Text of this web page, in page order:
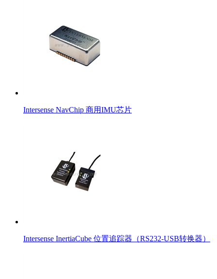
Intersense NavChip 商用IMU芯片
Intersense InertiaCube 位置追踪器（RS232-USB转换器）